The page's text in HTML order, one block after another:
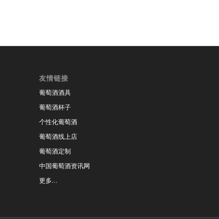
友情链接
葡萄酒酒具
葡萄酒杯子
个性化葡萄酒
葡萄酒线上店
葡萄酒定制
中国葡萄酒资讯网
更多…